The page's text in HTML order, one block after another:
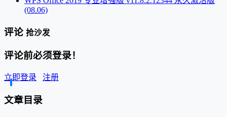
(08.06)
评论 抢沙发
评论前必须登录！
立即登录 注册
文章目录